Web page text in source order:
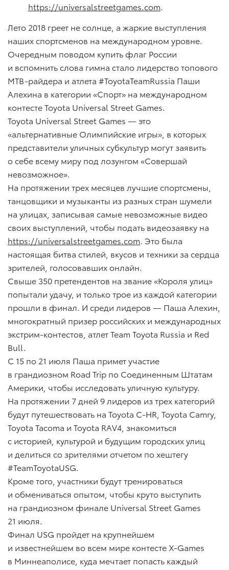
https://universalstreetgames.com.
Лето 2018 греет не солнце, а жаркие выступления
наших спортсменов на международном уровне.
Очередным поводом купить флаг России
и вспомнить слова гимна стало лидерство топового
MTB-райдера и атлета #ToyotaTeamRussia Паши
Алехина в категории «Спорт» на международном
контесте Toyota Universal Street Games.
Toyota Universal Street Games — это
«альтернативные Олимпийские игры», в которых
представители уличных субкультур могут заявить
о себе всему миру под лозунгом «Совершай
невозможное».
На протяжении трех месяцев лучшие спортсмены,
танцовщики и музыканты из разных стран шумели
на улицах, записывая самые невозможные видео
своих выступлений, чтобы подать видеозаявку на
https://universalstreetgames.com. Это была
настоящая битва стилей, вкусов и техники за сердца
зрителей, голосовавших онлайн.
Свыше 350 претендентов на звание «Короля улиц»
попытали удачу, и только трое из каждой категории
прошли в финал. И среди лидеров — Паша Алехин,
многократный призер российских и международных
экстрим-контестов, атлет Team Toyota Russia и Red
Bull.
С 15 по 21 июля Паша примет участие
в грандиозном Road Trip по Соединенным Штатам
Америки, чтобы исследовать уличную культуру.
На протяжении 7 дней 9 лидеров из трех категорий
будут путешествовать на Toyota C-HR, Toyota Camry,
Toyota Tacoma и Toyota RAV4, знакомиться
с историей, культурой и будущим городских улиц
и делиться со зрителями отчетом по хештегу
#TeamToyotaUSG.
Кроме того, участники будут тренироваться
и обмениваться опытом, чтобы круто выступить
на грандиозном финале Universal Street Games
21 июля.
Финал USG пройдет на крупнейшем
и известнейшем во всем мире контесте X-Games
в Миннеаполисе, куда мечтает попасть каждый